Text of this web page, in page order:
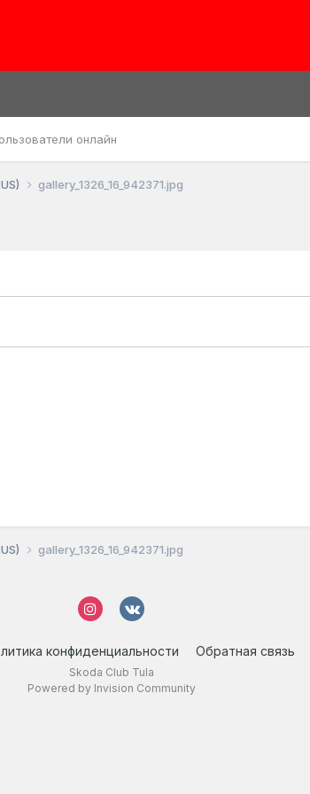
онлайн
gallery_1326_16_942371.jpg
gallery_1326_16_942371.jpg
конфиденциальности Обратная связь
Skoda Club Tula
Powered by Invision Community